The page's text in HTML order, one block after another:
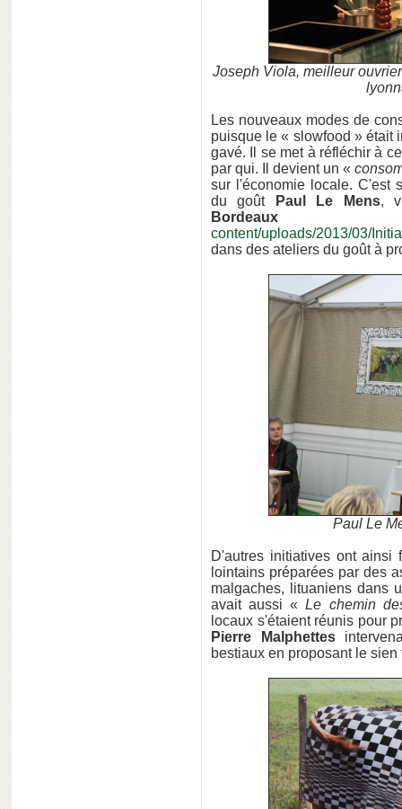
Joseph Viola, meilleur
Les nouveaux modes de
puisque le « slowfood » était
gavé. Il se met à réfléchir à
par qui. Il devient un «
sur l'économie locale. C'est
du goût
Paul Le Mens,
Bordeaux
content/uploads/2013/03/
dans des ateliers du goût à
Paul Le
D'autres initiatives ont ainsi
lointains préparées par des
malgaches, lituaniens dans
avait aussi «Le chemin
locaux s'étaient réunis pour
Pierre Malphettes
bestiaux en proposant le